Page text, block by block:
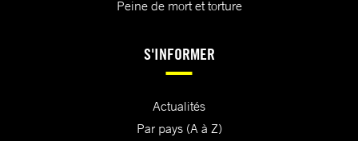
Peine de mort et torture
S'INFORMER
Actualités
Par pays (A à Z)